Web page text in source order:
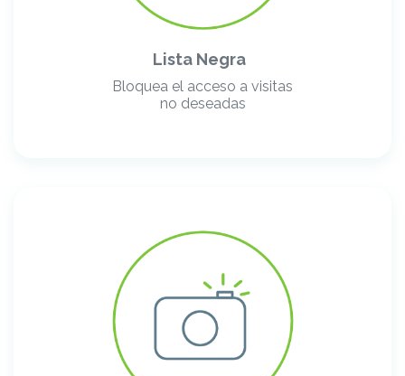
Lista Negra
Bloquea el acceso a visitas
no deseadas